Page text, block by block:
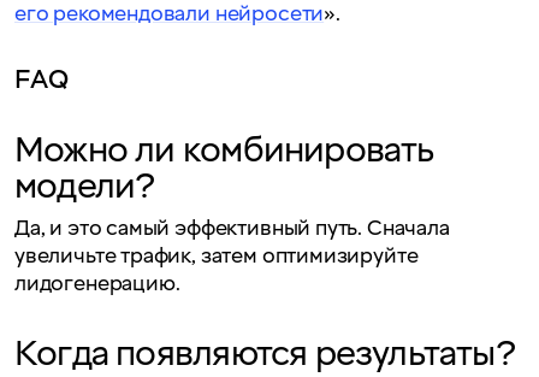
его рекомендовали нейросети».
FAQ
Можно ли комбинировать
модели?
Да, и это самый эффективный путь. Сначала
увеличьте трафик, затем оптимизируйте
лидогенерацию.
Когда появляются результаты?